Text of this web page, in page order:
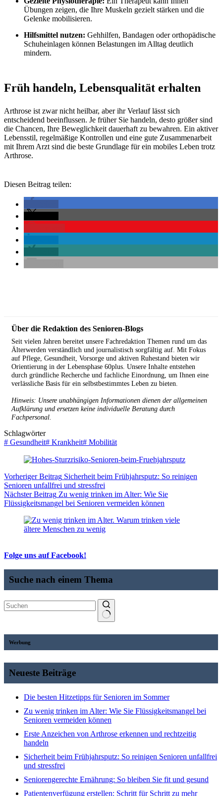
Übungen zeigen, die Ihre Muskeln gezielt stärken und die
Gelenke mobilisieren.
Hilfsmittel nutzen: Gehhilfen, Bandagen oder orthopädische
Schuheinlagen können Belastungen im Alltag deutlich
mindern.
Früh handeln, Lebensqualität erhalten
Arthrose ist zwar nicht heilbar, aber ihr Verlauf lässt sich
entscheidend beeinflussen. Je früher Sie handeln, desto größer sind
die Chancen, Ihre Beweglichkeit dauerhaft zu bewahren. Ein aktiver
Lebensstil, regelmäßige Kontrollen und eine gute Zusammenarbeit
mit Ihrem Arzt sind die beste Grundlage für ein mobiles Leben trotz
Arthrose.
Diesen Beitrag teilen:
Über die Redaktion des Senioren-Blogs
Seit vielen Jahren bereitet unsere Fachredaktion Themen rund um das
Älterwerden verständlich und journalistisch sorgfältig auf. Mit Fokus
auf Pflege, Gesundheit, Vorsorge und aktiven Ruhestand bieten wir
Orientierung in der Lebensphase 60plus. Unsere Inhalte entstehen
durch gründliche Recherche und fachliche Einordnung, um Ihnen eine
verlässliche Basis für ein selbstbestimmtes Leben zu bieten.
Hinweis: Unsere unabhängigen Informationen dienen der allgemeinen
Aufklärung und ersetzen keine individuelle Beratung durch
Fachpersonal.
Schlagwörter
# Gesundheit# Krankheit# Mobilität
VorherigerBeitrag Sicherheit beim Frühjahrsputz: So reinigen
Senioren unfallfrei und stressfrei
NächsterBeitrag Zu wenig trinken im Alter: Wie Sie
Flüssigkeitsmangel bei Senioren vermeiden können
Folge uns auf Facebook!
Suche nach einem Thema
Werbung
Neueste Beiträge
Die besten Hitzetipps für Senioren im Sommer
Zu wenig trinken im Alter: Wie Sie Flüssigkeitsmangel bei
Senioren vermeiden können
Erste Anzeichen von Arthrose erkennen und rechtzeitig
handeln
Sicherheit beim Frühjahrsputz: So reinigen Senioren unfallfrei
und stressfrei
Seniorengerechte Ernährung: So bleiben Sie fit und gesund
Patientenverfügung erstellen: Schritt für Schritt zu mehr